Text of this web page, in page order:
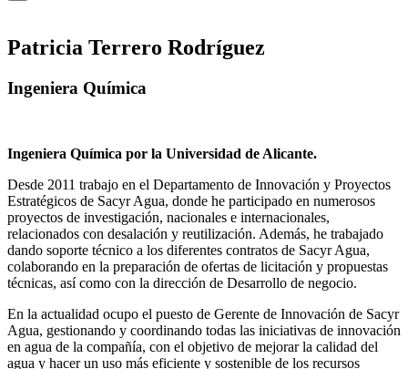
Patricia Terrero Rodríguez
Ingeniera Química
Ingeniera Química por la Universidad de Alicante.
Desde 2011 trabajo en el Departamento de Innovación y Proyectos
Estratégicos de Sacyr Agua, donde he participado en numerosos
proyectos de investigación, nacionales e internacionales,
relacionados con desalación y reutilización. Además, he trabajado
dando soporte técnico a los diferentes contratos de Sacyr Agua,
colaborando en la preparación de ofertas de licitación y propuestas
técnicas, así como con la dirección de Desarrollo de negocio.
En la actualidad ocupo el puesto de Gerente de Innovación de Sacyr
Agua, gestionando y coordinando todas las iniciativas de innovación
en agua de la compañía, con el objetivo de mejorar la calidad del
agua y hacer un uso más eficiente y sostenible de los recursos